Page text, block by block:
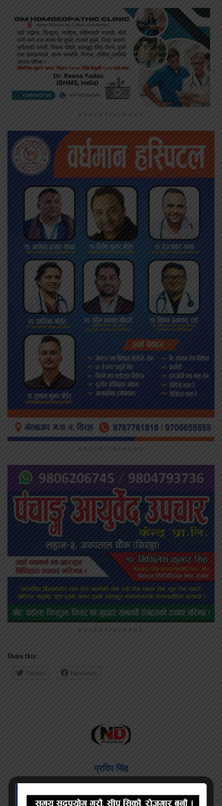
ADVERTISEMENT
ADVERTISEMENT
ADVERTISEMENT
Share this:
Twitter Facebook
प्रदिप सिंह